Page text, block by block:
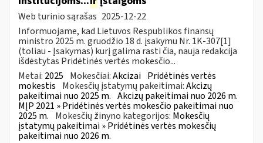
Web turinio sąrašas 2025-12-22
Informuojame, kad Lietuvos Respublikos finansų
ministro 2025 m. gruodžio 18 d. įsakymu Nr. 1K-307[1]
(toliau - Įsakymas) kurį galima rasti čia, nauja redakcija
išdėstytas Pridėtinės vertės mokesčio...
Metai: 2025 Mokesčiai:Akcizai Pridėtinės vertės
mokestis Mokesčių įstatymų pakeitimai:Akcizų
pakeitimai nuo 2025 m. Akcizų pakeitimai nuo 2026 m.
MĮP 2021 » Pridėtinės vertės mokesčio pakeitimai nuo
2025 m. Mokesčių žinyno kategorijos: Mokesčių
įstatymų pakeitimai » Pridėtinės vertės mokesčių
pakeitimai nuo 2026 m.